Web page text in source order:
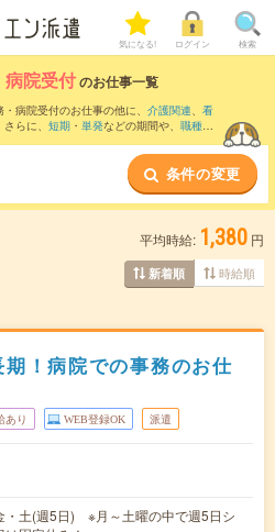
気になる! ログイン 検索
病院受付のお仕事一覧
病院受付のお仕事の他に、 介護関連、 看
らに、 短期 ・ 単発などの期間や、 職種未
条件の変更
平均時給: 1,380 円
新着順 時給順
期！病院での事務のお仕
あり WEB登録OK 派遣
・土(週5日) ※月～土曜の中で週5日シ